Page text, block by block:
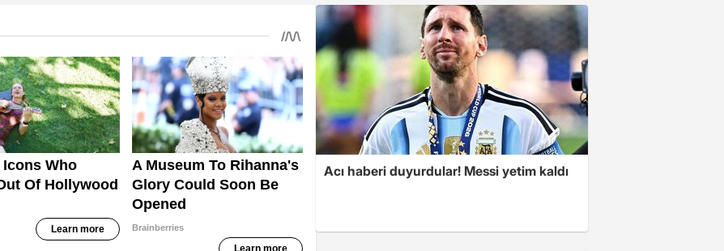
Acı haberi duyurdular! Messi yetim kaldı